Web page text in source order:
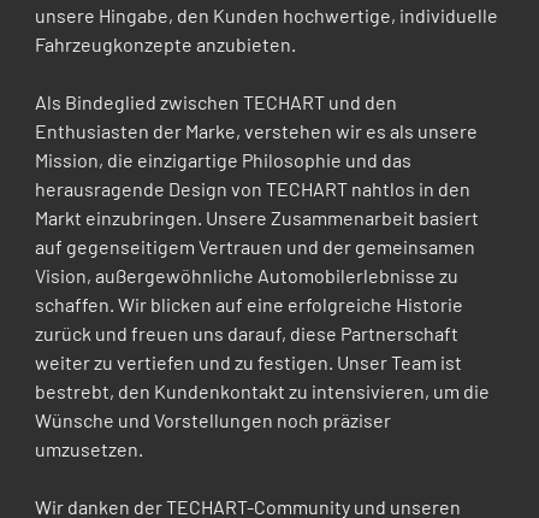
unsere Hingabe, den Kunden hochwertige, individuelle
Fahrzeugkonzepte anzubieten.
Als Bindeglied zwischen TECHART und den
Enthusiasten der Marke, verstehen wir es als unsere
Mission, die einzigartige Philosophie und das
herausragende Design von TECHART nahtlos in den
Markt einzubringen. Unsere Zusammenarbeit basiert
auf gegenseitigem Vertrauen und der gemeinsamen
Vision, außergewöhnliche Automobilerlebnisse zu
schaffen. Wir blicken auf eine erfolgreiche Historie
zurück und freuen uns darauf, diese Partnerschaft
weiter zu vertiefen und zu festigen. Unser Team ist
bestrebt, den Kundenkontakt zu intensivieren, um die
Wünsche und Vorstellungen noch präziser
umzusetzen.
Wir danken der TECHART-Community und unseren